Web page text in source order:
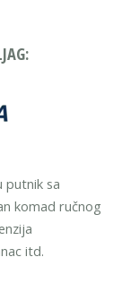
putnik sa
komad ručnog
itd.